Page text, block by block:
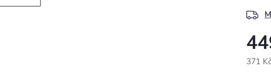
371